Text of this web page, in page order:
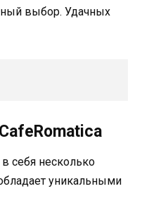
выбор. Удачных
себя несколько
уникальными